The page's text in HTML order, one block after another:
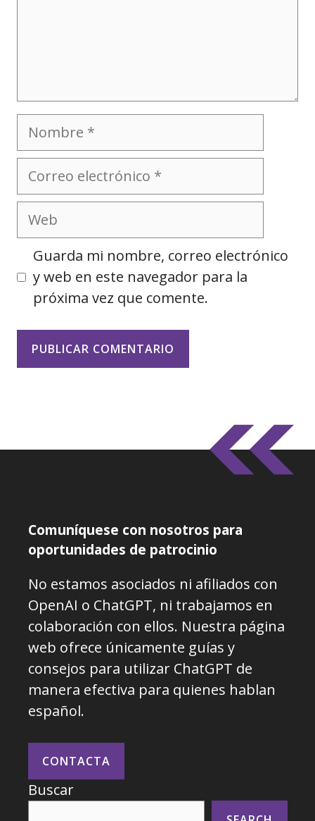
Nombre
Correo
Web
Guarda mi nombre, correo electrónico
y web en este navegador para la
próxima vez que comente.
Comuníquese con nosotros para
oportunidades de patrocinio
No estamos asociados ni afiliados con
OpenAI o ChatGPT, ni trabajamos en
colaboración con ellos. Nuestra página
web ofrece únicamente guías y
consejos para utilizar ChatGPT de
manera efectiva para quienes hablan
español.
CONTACTA
Buscar